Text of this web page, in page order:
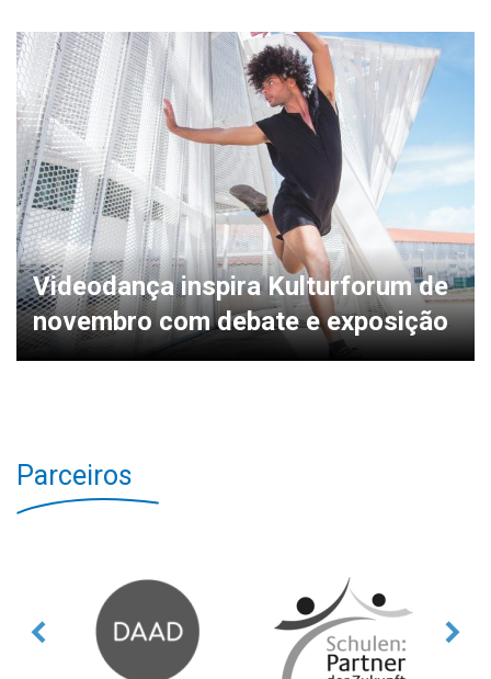
Videodança inspira Kulturforum de
novembro com debate e exposição
Parceiros